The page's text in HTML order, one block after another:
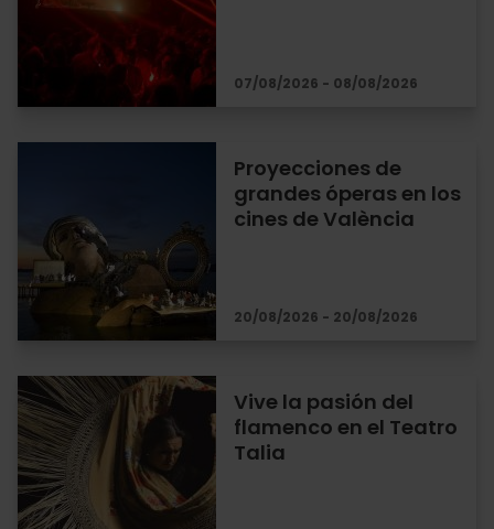
07/08/2026 - 08/08/2026
Proyecciones de
grandes óperas en los
cines de València
20/08/2026 - 20/08/2026
Vive la pasión del
flamenco en el Teatro
Talia